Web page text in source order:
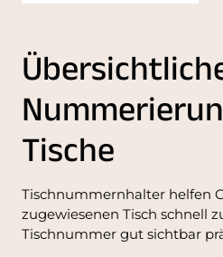
Tische
Tischnummernhalter helfen
zugewiesenen Tisch schnell
Tischnummer gut sichtbar